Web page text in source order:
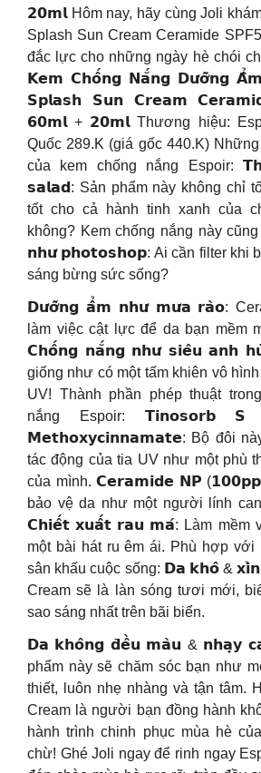
𝟮𝟬𝗺𝗹 Hôm nay, hãy cùng Joli
Splash Sun Cream Ceramide
đắc lực cho những ngày hè chói
𝗞𝗲𝗺 𝗖𝗵𝗼̂́𝗻𝗴 𝗡𝗮̆́𝗻𝗴 𝗗𝘂̛𝗼̛̃𝗻𝗴 𝗔̂̉𝗺
𝗦𝗽𝗹𝗮𝘀𝗵 𝗦𝘂𝗻 𝗖𝗿𝗲𝗮𝗺
𝟲𝟬𝗺𝗹 + 𝟮𝟬𝗺𝗹 Thương hiệu:
Quốc 289.K (giá gốc 440.K)
của kem chống nắng Espoir:
𝘀𝗮𝗹𝗮𝗱: Sản phẩm này không chỉ
tốt cho cả hành tinh xanh của
không? Kem chống nắng này
𝗻𝗵𝘂̛ 𝗽𝗵𝗼𝘁𝗼𝘀𝗵𝗼𝗽: Ai cần filter khi
sáng bừng sức sống?
𝗗𝘂̛𝗼̛̃𝗻𝗴 𝗮̂̉𝗺 𝗻𝗵𝘂̛ 𝗺𝘂̛𝗮 𝗿𝗮̀𝗼:
làm việc cật lực để da bạn mềm
𝗖𝗵𝗼̂́𝗻𝗴 𝗻𝗮̆́𝗻𝗴 𝗻𝗵𝘂̛ 𝘀𝗶𝗲̂𝘂 𝗮𝗻𝗵
giống như có một tấm khiên vô
UV! Thành phần phép thuật
nắng Espoir: 𝗧𝗶𝗻𝗼𝘀𝗼𝗿𝗯 𝗦
𝗠𝗲𝘁𝗵𝗼𝘅𝘆𝗰𝗶𝗻𝗻𝗮𝗺𝗮𝘁𝗲: Bộ đôi
tác động của tia UV như một phù
của mình. 𝗖𝗲𝗿𝗮𝗺𝗶𝗱𝗲 𝗡𝗣
bảo vệ da như một người lính
𝗖𝗵𝗶𝗲̂́𝘁 𝘅𝘂𝗮̂́𝘁 𝗿𝗮𝘂 𝗺𝗮́: Làm mềm
một bài hát ru êm ái. Phù hợp với
sân khấu cuộc sống: 𝗗𝗮 𝗸𝗵𝗼̂ &
Cream sẽ là làn sóng tươi mới,
sao sáng nhất trên bãi biển.
𝗗𝗮 𝗸𝗵𝗼̂𝗻𝗴 𝗱̄𝗲̂̀𝘂 𝗺𝗮̀𝘂 & 𝗻𝗵𝗮̣𝘆
phẩm này sẽ chăm sóc bạn như
thiết, luôn nhẹ nhàng và tận tâm.
Cream là người bạn đồng hành
hành trình chinh phục mùa hè
chừ! Ghé Joli ngay để rinh ngay